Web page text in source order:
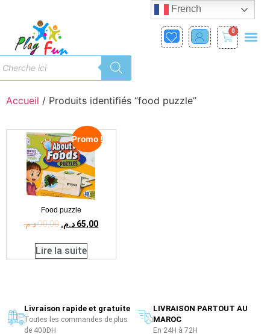
0
Accueil / Produits identifiés “food puzzle”
Promo !
Food puzzle
90,00د.م. 65,00 د.م.
Lire la suite
Livraison rapide et gratuite
Toutes les commandes de plus
de 400DH
LIVRAISON PARTOUT AU
MAROC
En 24H à 72H
French